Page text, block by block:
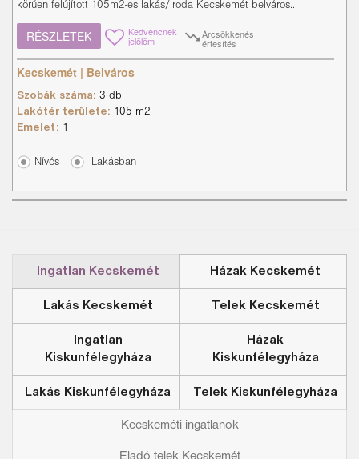
körűen felújított 105m2-es lakás/iroda Kecskemét belváros...
RÉSZLETEK Kedvencnek
jelölöm
Árcsökkenés
értesítés
Kecskemét | Belváros
Szobák száma: 3 db
Lakótér területe:
105 m2
Emelet:
Nívós Lakásban
Ingatlan Kecskemét Házak Kecskemét
Lakás Kecskemét Telek Kecskemét
Ingatlan
Kiskunfélegyháza
Házak
Kiskunfélegyháza
Lakás Kiskunfélegyháza Telek Kiskunfélegyháza
Kecskeméti ingatlanok